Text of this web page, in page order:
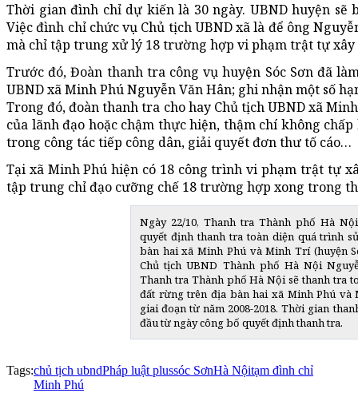
Thời gian đình chỉ dự kiến là 30 ngày. UBND huyện sẽ
Việc đình chỉ chức vụ Chủ tịch UBND xã là để ông
mà chỉ tập trung xử lý 18 trường hợp vi phạm trật tự
Trước đó, Đoàn thanh tra công vụ huyện Sóc Sơn đã
UBND xã Minh Phú Nguyễn Văn Hân; ghi nhận một số
Trong đó, đoàn thanh tra cho hay Chủ tịch UBND xã
của lãnh đạo hoặc chậm thực hiện, thậm chí không
trong công tác tiếp công dân, giải quyết đơn thư tố cáo…
Tại xã Minh Phú hiện có 18 công trình vi phạm trật tự
tập trung chỉ đạo cưỡng chế 18 trường hợp xong trong
Ngày 22/10, Thanh tra Thành phố Hà
quyết định thanh tra toàn diện quá trình
bàn hai xã Minh Phú và Minh Trí (huyện
Chủ tịch UBND Thành phố Hà Nội
Thanh tra Thành phố Hà Nội sẽ thanh tra
đất rừng trên địa bàn hai xã Minh Phú và
giai đoạn từ năm 2008-2018. Thời gian
đầu từ ngày công bố quyết định thanh tra.
Tags:chủ tịch ubndPháp luật plussóc SơnHà Nộitạm đình chỉ
Minh Phú